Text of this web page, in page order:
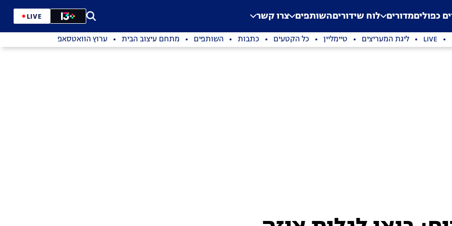
Application error: a
. כפוליםמדורים לוח שידוריםהשותפים צרו קשר LIVE
LIVE ליגת המעריצים טיימליין כל הקטעים כתבות השותפים מתחם עיצוב הבית ערוץ הוואטסאפ